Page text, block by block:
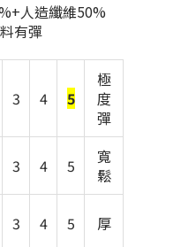
人造纖維50%
有彈
3 4 5
極
度
彈
3 4 5
寬
鬆
3 4 5 厚